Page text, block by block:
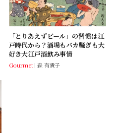
「とりあえずビール」の習慣は江
戸時代から？酒場もバカ騒ぎも大
好き大江戸酒飲み事情
Gourmet 森 有貴子